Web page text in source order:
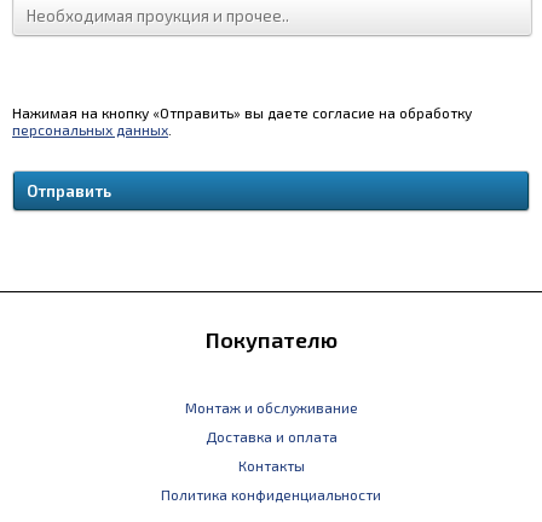
Нажимая на кнопку «Отправить» вы даете согласие на обработку
персональных данных
Покупателю
Монтаж и обслуживание
Доставка и оплата
Контакты
Политика конфиденциальности